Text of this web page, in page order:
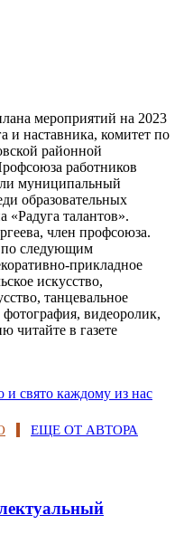
мероприятий на 2023
и наставника, комитет по
районной
работников
муниципальный
образовательных
талантов».
член профсоюза.
по следующим
прикладное
искусство,
танцевальное
фотография, видеоролик,
в газете
и свято каждому из нас
ЕЩЕ ОТ АВТОРА